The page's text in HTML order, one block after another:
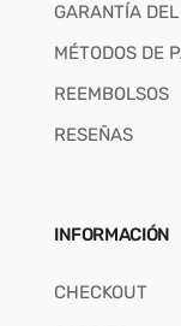
GARANTÍA
MÉTODOS DE
REEMBOLSOS
RESEÑAS
INFORMACIÓN
CHECKOUT